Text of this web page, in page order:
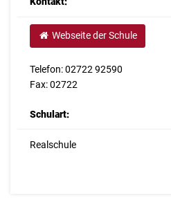
Webseite der Schule
Telefon: 02722 92590
Fax: 02722
Schulart:
Realschule